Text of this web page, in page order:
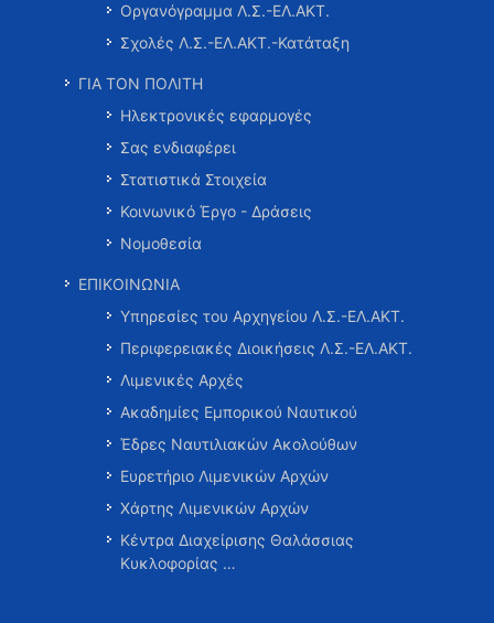
Οργανόγραμμα Λ.Σ.-ΕΛ.ΑΚΤ.
Σχολές Λ.Σ.-ΕΛ.ΑΚΤ.-Κατάταξη
ΓΙΑ ΤΟΝ ΠΟΛΙΤΗ
Ηλεκτρονικές εφαρμογές
Σας ενδιαφέρει
Στατιστικά Στοιχεία
Κοινωνικό Έργο - Δράσεις
Νομοθεσία
ΕΠΙΚΟΙΝΩΝΙΑ
Υπηρεσίες του Αρχηγείου Λ.Σ.-ΕΛ.ΑΚΤ.
Περιφερειακές Διοικήσεις Λ.Σ.-ΕΛ.ΑΚΤ.
Λιμενικές Αρχές
Ακαδημίες Εμπορικού Ναυτικού
Έδρες Ναυτιλιακών Ακολούθων
Ευρετήριο Λιμενικών Αρχών
Χάρτης Λιμενικών Αρχών
Κέντρα Διαχείρισης Θαλάσσιας
Κυκλοφορίας …